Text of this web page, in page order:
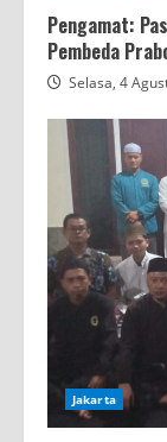
Pengamat:
Pembeda
Selasa, 4
Jakarta